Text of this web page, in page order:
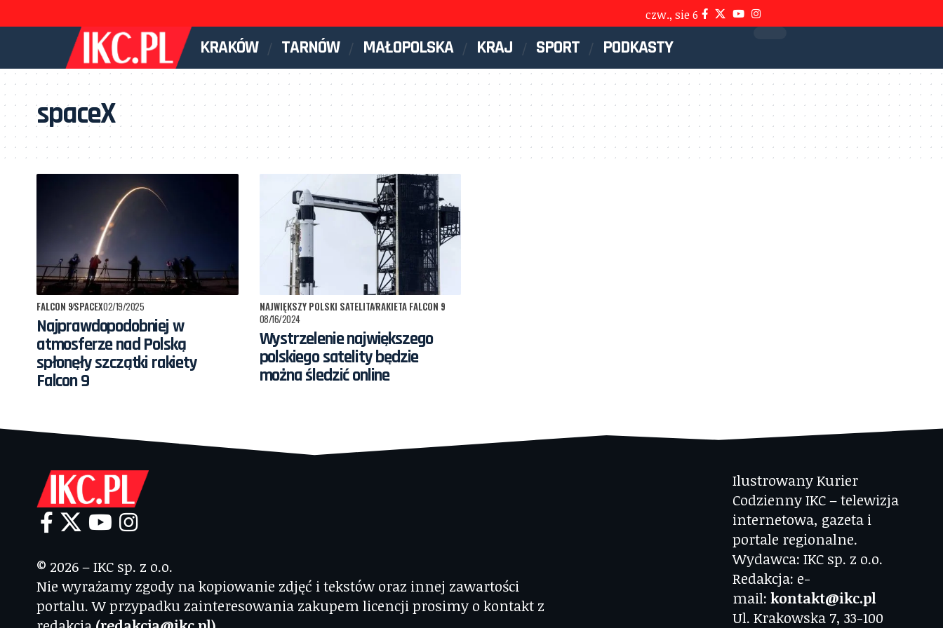
czw., sie 6
KRAKÓW TARNÓW MAŁOPOLSKA KRAJ SPORT PODKASTY
spaceX
FALCON 9SPACEX02/19/2025
Najprawdopodobniej w
atmosferze nad Polską
spłonęły szczątki rakiety
Falcon 9
NAJWIĘKSZY POLSKI SATELITARAKIETA FALCON 9
08/16/2024
Wystrzelenie największego
polskiego satelity będzie
można śledzić online
© 2026 – IKC sp. z o.o.
Nie wyrażamy zgody na kopiowanie zdjęć i tekstów oraz innej zawartości
portalu. W przypadku zainteresowania zakupem licencji prosimy o kontakt z
Ilustrowany Kurier
Codzienny IKC – telewizja
internetowa, gazeta i
portale regionalne.
Wydawca: IKC sp. z o.o.
Redakcja: e-
mail: kontakt@ikc.pl
Ul. Krakowska 7, 33-100